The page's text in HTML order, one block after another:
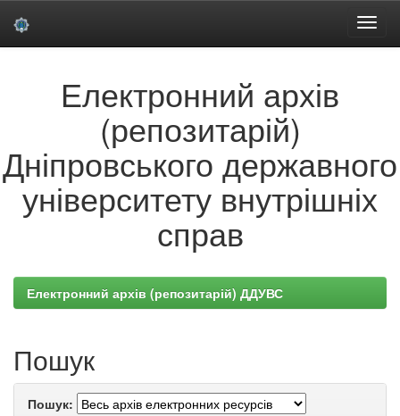
Електронний архів
(репозитарій)
Дніпровського державного
університету внутрішніх
справ
Електронний архів (репозитарій) ДДУВС
Пошук
Пошук: